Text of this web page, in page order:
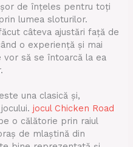
de înțeles pentru toți
lumea sloturilor.
câteva ajustări față de
o experiență și mai
vor să se întoarcă la ea
una clasică și,
jocului.jocul Chicken Road
o călătorie prin raiul
de mlaștină din